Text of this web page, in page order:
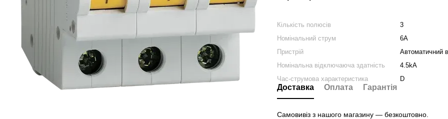
Кількість полюсів
3
Номінальний струм
6A
Пристрій
Автоматичний
Номінальна відключаюча здатність
4.5kA
Час-струмова характеристика
D
Доставка Оплата Гарантія
Самовивіз з нашого магазину — безкоштовно.